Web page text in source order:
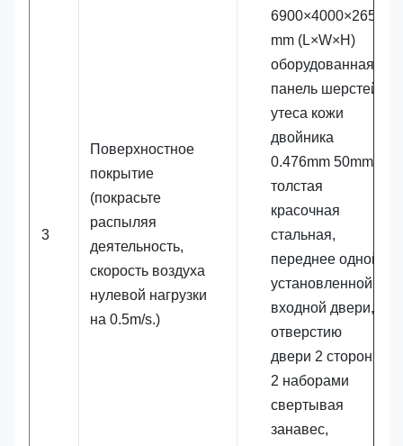
3
Поверхностное
покрытие
(покрасьте
распыляя
деятельность,
скорость воздуха
нулевой нагрузки
на 0.5m/s.)
6900×4000×2650
mm (L×W×H)
оборудованная
панель шерстей
утеса кожи
двойника
0.476mm 50mm
толстая
красочная
стальная,
переднее одной
установленной
входной двери,
отверстию
двери 2 сторон с
2 наборами
свертывая
занавес,